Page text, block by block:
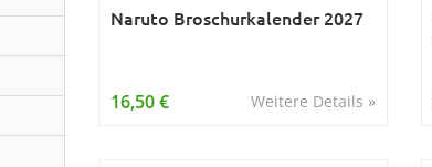
Naruto Broschurkalender 2027
Weitere Details »
16,50 €